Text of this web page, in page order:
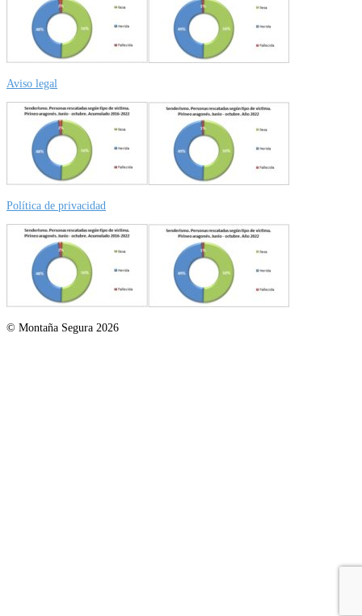
Aviso legal
Política de privacidad
© Montaña Segura 2026